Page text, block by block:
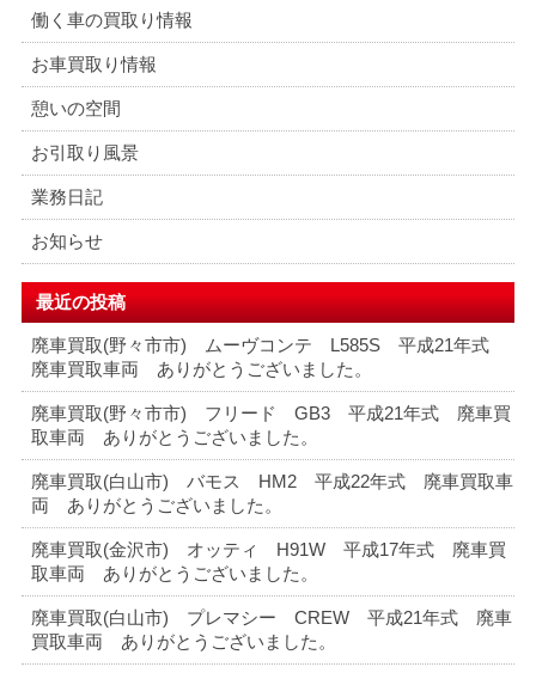
働く車の買取り情報
お車買取り情報
憩いの空間
お引取り風景
業務日記
お知らせ
最近の投稿
廃車買取(野々市市) ムーヴコンテ L585S 平成21年式
廃車買取車両 ありがとうございました。
廃車買取(野々市市) フリード GB3 平成21年式 廃車買
取車両 ありがとうございました。
廃車買取(白山市) バモス HM2 平成22年式 廃車買取車
両 ありがとうございました。
廃車買取(金沢市) オッティ H91W 平成17年式 廃車買
取車両 ありがとうございました。
廃車買取(白山市) プレマシー CREW 平成21年式 廃車
買取車両 ありがとうございました。